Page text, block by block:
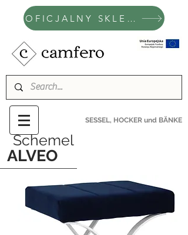
OFICJALNY SKLEP CAMFERO
SESSEL, HOCKER und BÄNKE
Schemel
ALVEO